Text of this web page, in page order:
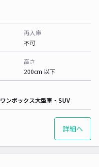
再入庫
不可
高さ
200cm 以下
ワンボックス大型車・SUV
詳細へ